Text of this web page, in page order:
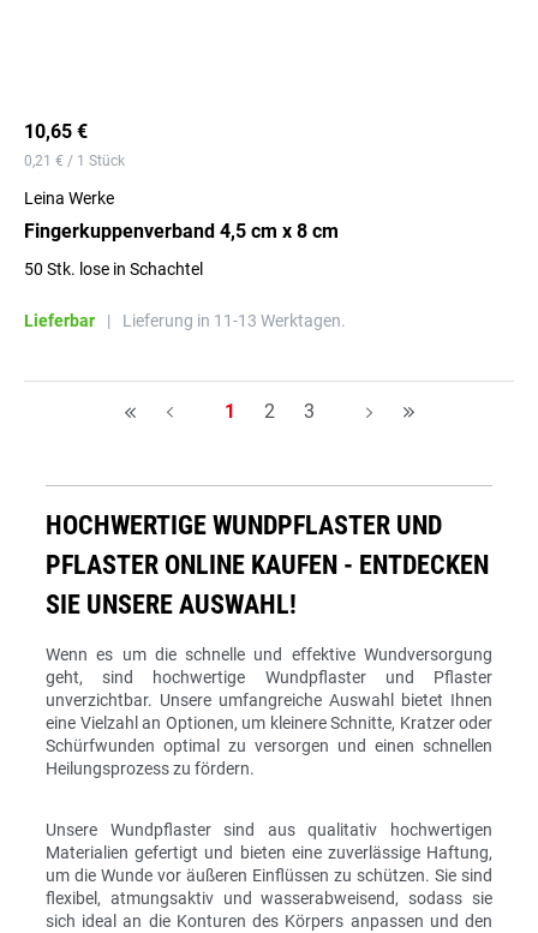
10,65 €
0,21 € / 1 Stück
Leina Werke
Fingerkuppenverband 4,5 cm x 8 cm
50 Stk. lose in Schachtel
Lieferbar | Lieferung in 11-13 Werktagen.
H A Seite
1 Seite
2 Seite
3 A H
HOCHWERTIGE WUNDPFLASTER UND
PFLASTER ONLINE KAUFEN - ENTDECKEN
SIE UNSERE AUSWAHL!
Wenn es um die schnelle und effektive Wundversorgung
geht, sind hochwertige Wundpflaster und Pflaster
unverzichtbar. Unsere umfangreiche Auswahl bietet Ihnen
eine Vielzahl an Optionen, um kleinere Schnitte, Kratzer oder
Schürfwunden optimal zu versorgen und einen schnellen
Heilungsprozess zu fördern.
Unsere Wundpflaster sind aus qualitativ hochwertigen
Materialien gefertigt und bieten eine zuverlässige Haftung,
um die Wunde vor äußeren Einflüssen zu schützen. Sie sind
flexibel, atmungsaktiv und wasserabweisend, sodass sie
sich ideal an die Konturen des Körpers anpassen und den